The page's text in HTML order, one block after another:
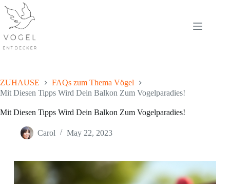
content
ZUHAUSE
FAQs zum Thema Vögel
Mit Diesen Tipps Wird Dein Balkon Zum Vogelparadies!
Mit Diesen Tipps Wird Dein Balkon Zum Vogelparadies!
Carol May 22, 2023